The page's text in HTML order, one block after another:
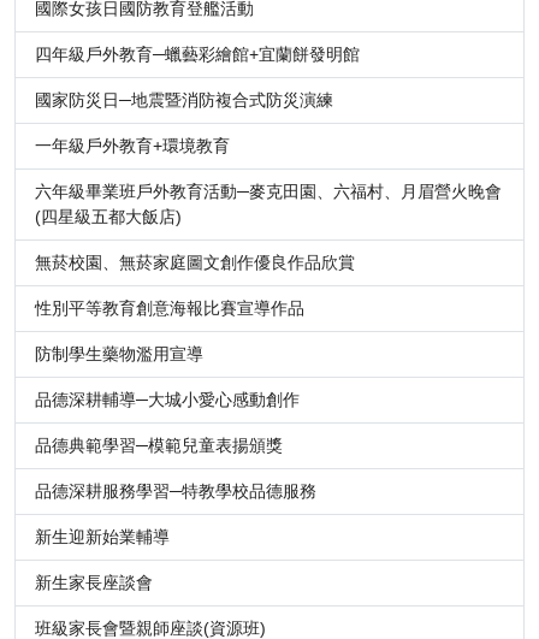
國際女孩日國防教育登艦活動
四年級戶外教育─蠟藝彩繪館+宜蘭餅發明館
國家防災日─地震暨消防複合式防災演練
一年級戶外教育+環境教育
六年級畢業班戶外教育活動─麥克田園、六福村、月眉營火晚會
(四星級五都大飯店)
無菸校園、無菸家庭圖文創作優良作品欣賞
性別平等教育創意海報比賽宣導作品
防制學生藥物濫用宣導
品德深耕輔導─大城小愛心感動創作
品德典範學習─模範兒童表揚頒獎
品德深耕服務學習─特教學校品德服務
新生迎新始業輔導
新生家長座談會
班級家長會暨親師座談(資源班)